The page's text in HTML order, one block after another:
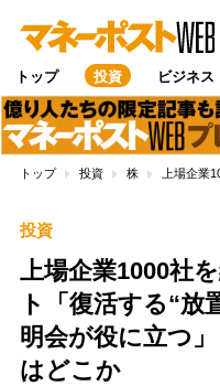
トップ 投資 ビジネス
トップ 投資 株 上場企業
投資
上場企業1000社
ト「復活する“
明会が役に立つ
はどこか